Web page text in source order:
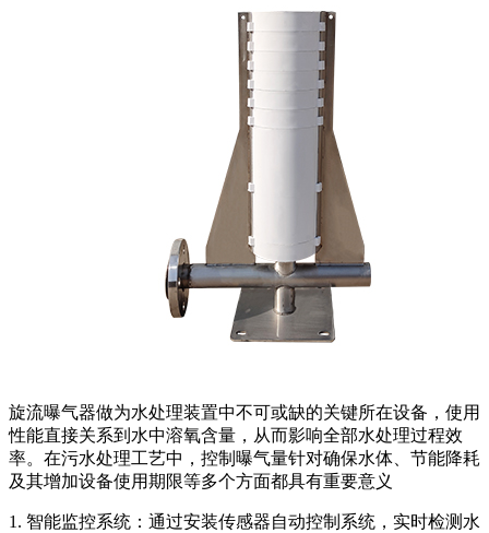
旋流曝气器做为水处理装置中不可或缺的关键所在设备，使用
性能直接关系到水中溶氧含量，从而影响全部水处理过程效
率。在污水处理工艺中，控制曝气量针对确保水体、节能降耗
及其增加设备使用期限等多个方面都具有重要意义
1. 智能监控系统：通过安装传感器自动控制系统，实时检测水